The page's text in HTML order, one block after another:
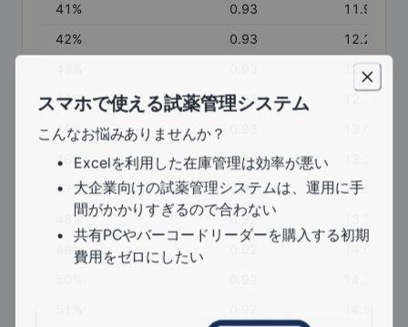
41 % 0.93
11.94
42% 0.93
12.21
12.47
44% 0.93
45%
46
% 0.92
47
% 0.92
13.53
% 0.92
%
スマホで使える試薬管理システム
こんなお悩みありませんか？
Excelを利用した在庫管理は効率が悪い
大企業向けの試薬管理システムは、運用に手
間がかかりすぎるので合わない
共有PCやバーコードリーダーを購入する初期
費用をゼロにしたい